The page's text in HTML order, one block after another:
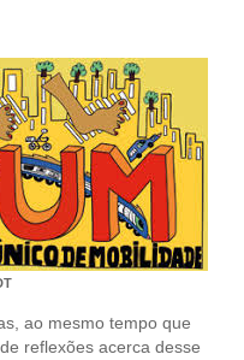
ao mesmo tempo que
reflexões acerca desse